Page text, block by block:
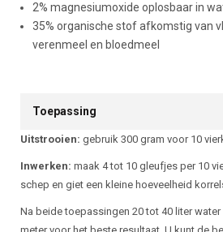
2% magnesiumoxide oplosbaar in
35% organische stof afkomstig van
verenmeel en bloedmeel
Toepassing
Uitstrooien: gebruik 300 gram voor 10
Inwerken: maak 4 tot 10 gleufjes per 10
schep en giet een kleine hoeveelheid
Na beide toepassingen 20 tot 40 liter